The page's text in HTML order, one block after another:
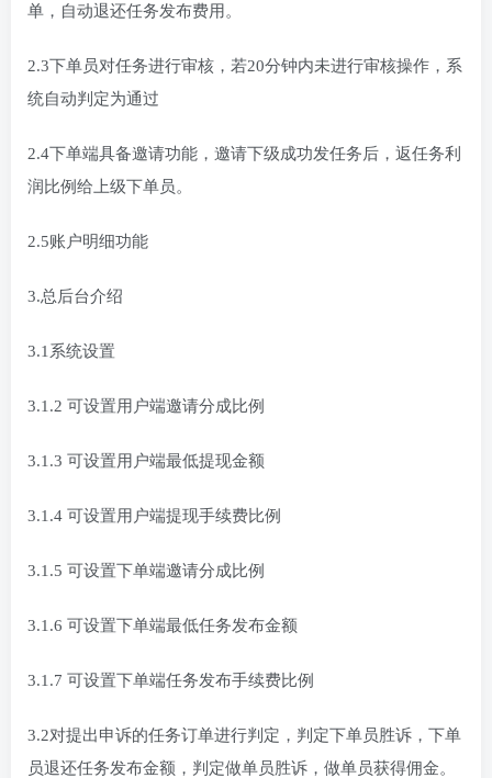
单，自动退还任务发布费用。
2.3下单员对任务进行审核，若20分钟内未进行审核操作，系
统自动判定为通过
2.4下单端具备邀请功能，邀请下级成功发任务后，返任务利
润比例给上级下单员。
2.5账户明细功能
3.总后台介绍
3.1系统设置
3.1.2 可设置用户端邀请分成比例
3.1.3 可设置用户端最低提现金额
3.1.4 可设置用户端提现手续费比例
3.1.5 可设置下单端邀请分成比例
3.1.6 可设置下单端最低任务发布金额
3.1.7 可设置下单端任务发布手续费比例
3.2对提出申诉的任务订单进行判定，判定下单员胜诉，下单
员退还任务发布金额，判定做单员胜诉，做单员获得佣金。